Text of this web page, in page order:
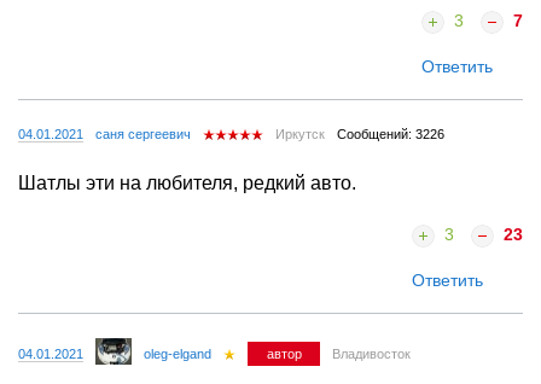
3 7
Ответить
04.01.2021 саня сергеевич Иркутск Сообщений: 3226
Шатлы эти на любителя, редкий авто.
3 23
Ответить
04.01.2021 oleg-elgand автор Владивосток